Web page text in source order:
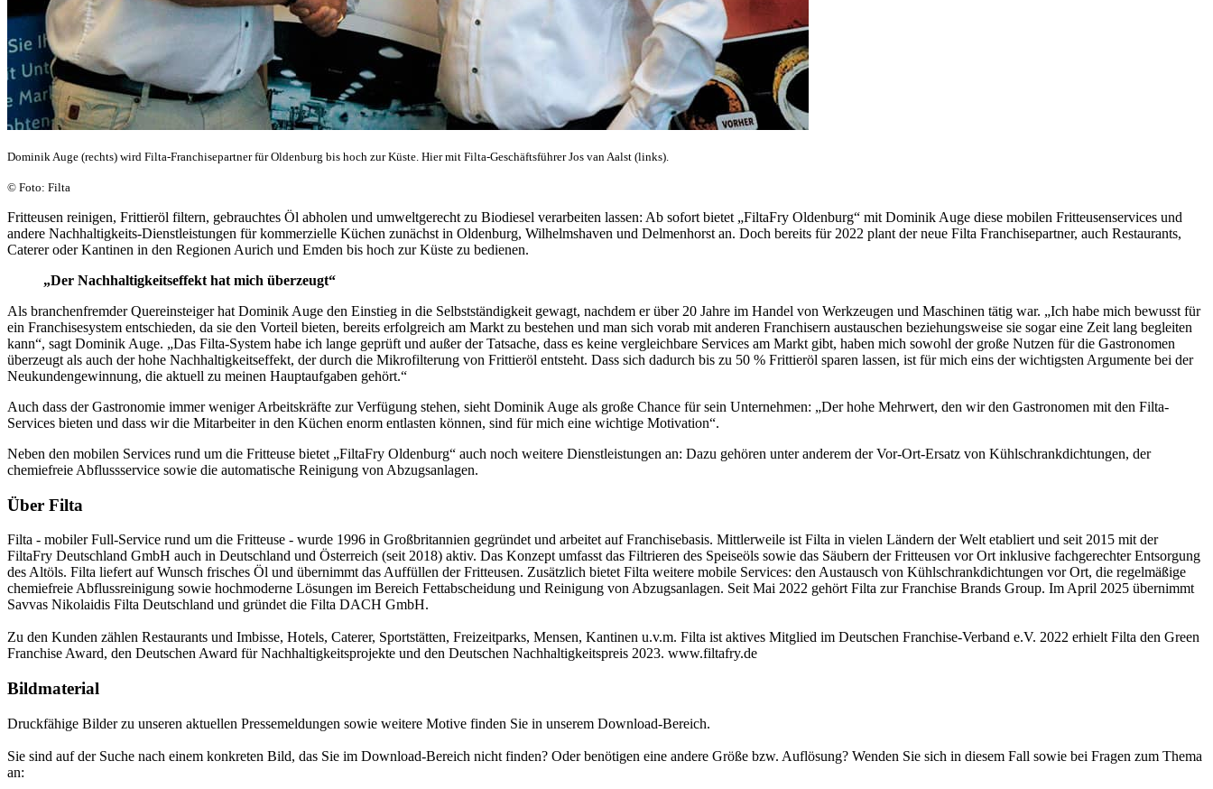
Dominik Auge (rechts) wird Filta-Franchisepartner für Oldenburg bis hoch zur Küste. Hier mit Filta-Geschäftsführer Jos van Aalst (links).
© Foto: Filta
Fritteusen reinigen, Frittieröl filtern, gebrauchtes Öl abholen und umweltgerecht zu Biodiesel verarbeiten lassen: Ab sofort bietet „FiltaFry Oldenburg“ mit Dominik Auge diese mobilen Fritteusenservices und
andere Nachhaltigkeits-Dienstleistungen für kommerzielle Küchen zunächst in Oldenburg, Wilhelmshaven und Delmenhorst an. Doch bereits für 2022 plant der neue Filta Franchisepartner, auch Restaurants,
Caterer oder Kantinen in den Regionen Aurich und Emden bis hoch zur Küste zu bedienen.
„Der Nachhaltigkeitseffekt hat mich überzeugt“
Als branchenfremder Quereinsteiger hat Dominik Auge den Einstieg in die Selbstständigkeit gewagt, nachdem er über 20 Jahre im Handel von Werkzeugen und Maschinen tätig war. „Ich habe mich bewusst für
ein Franchisesystem entschieden, da sie den Vorteil bieten, bereits erfolgreich am Markt zu bestehen und man sich vorab mit anderen Franchisern austauschen beziehungsweise sie sogar eine Zeit lang begleiten
kann“, sagt Dominik Auge. „Das Filta-System habe ich lange geprüft und außer der Tatsache, dass es keine vergleichbare Services am Markt gibt, haben mich sowohl der große Nutzen für die Gastronomen
überzeugt als auch der hohe Nachhaltigkeitseffekt, der durch die Mikrofilterung von Frittieröl entsteht. Dass sich dadurch bis zu 50 % Frittieröl sparen lassen, ist für mich eins der wichtigsten Argumente bei der
Neukundengewinnung, die aktuell zu meinen Hauptaufgaben gehört.“
Auch dass der Gastronomie immer weniger Arbeitskräfte zur Verfügung stehen, sieht Dominik Auge als große Chance für sein Unternehmen: „Der hohe Mehrwert, den wir den Gastronomen mit den Filta-
Services bieten und dass wir die Mitarbeiter in den Küchen enorm entlasten können, sind für mich eine wichtige Motivation“.
Neben den mobilen Services rund um die Fritteuse bietet „FiltaFry Oldenburg“ auch noch weitere Dienstleistungen an: Dazu gehören unter anderem der Vor-Ort-Ersatz von Kühlschrankdichtungen, der
chemiefreie Abflussservice sowie die automatische Reinigung von Abzugsanlagen.
Über Filta
Filta - mobiler Full-Service rund um die Fritteuse - wurde 1996 in Großbritannien gegründet und arbeitet auf Franchisebasis. Mittlerweile ist Filta in vielen Ländern der Welt etabliert und seit 2015 mit der
FiltaFry Deutschland GmbH auch in Deutschland und Österreich (seit 2018) aktiv. Das Konzept umfasst das Filtrieren des Speiseöls sowie das Säubern der Fritteusen vor Ort inklusive fachgerechter Entsorgung
des Altöls. Filta liefert auf Wunsch frisches Öl und übernimmt das Auffüllen der Fritteusen. Zusätzlich bietet Filta weitere mobile Services: den Austausch von Kühlschrankdichtungen vor Ort, die regelmäßige
chemiefreie Abflussreinigung sowie hochmoderne Lösungen im Bereich Fettabscheidung und Reinigung von Abzugsanlagen. Seit Mai 2022 gehört Filta zur Franchise Brands Group. Im April 2025 übernimmt
Savvas Nikolaidis Filta Deutschland und gründet die Filta DACH GmbH.
Zu den Kunden zählen Restaurants und Imbisse, Hotels, Caterer, Sportstätten, Freizeitparks, Mensen, Kantinen u.v.m. Filta ist aktives Mitglied im Deutschen Franchise-Verband e.V. 2022 erhielt Filta den Green
Franchise Award, den Deutschen Award für Nachhaltigkeitsprojekte und den Deutschen Nachhaltigkeitspreis 2023. www.filtafry.de
Bildmaterial
Druckfähige Bilder zu unseren aktuellen Pressemeldungen sowie weitere Motive finden Sie in unserem Download-Bereich.
Sie sind auf der Suche nach einem konkreten Bild, das Sie im Download-Bereich nicht finden? Oder benötigen eine andere Größe bzw. Auflösung? Wenden Sie sich in diesem Fall sowie bei Fragen zum Thema
an: